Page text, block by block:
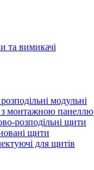
та вимикачі
модульні
з монтажною панеллю
розподільні щити
щити
для щитів